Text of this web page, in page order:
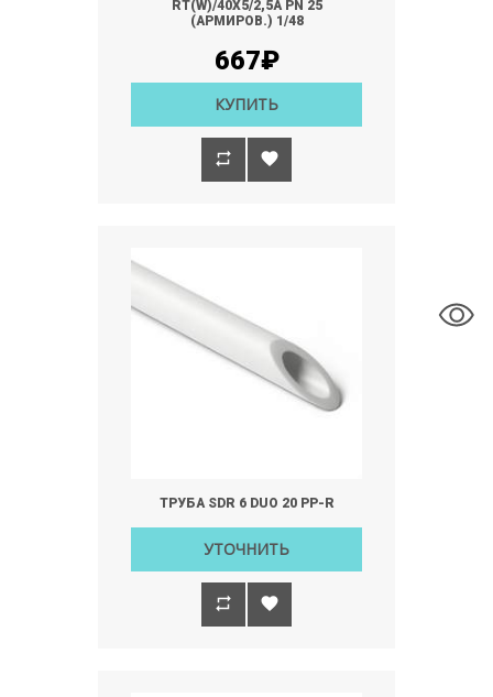
RT(W)/40Х5/2,5А РN 25
(АРМИРОВ.) 1/48
667₽
КУПИТЬ
ТРУБА SDR 6 DUO 20 РР-R
УТОЧНИТЬ